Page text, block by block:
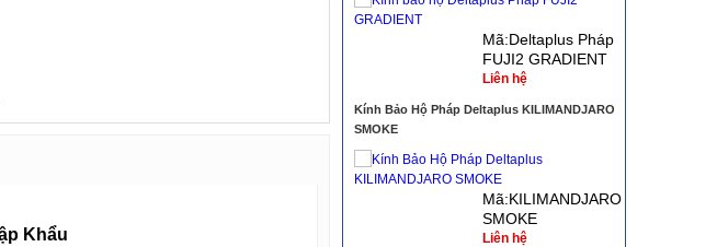
Mã:Deltaplus Pháp
FUJI2 GRADIENT
Liên hệ
Kính Bảo Hộ Pháp Deltaplus KILIMANDJARO
SMOKE
Mã:KILIMANDJARO
SMOKE
Liên hệ